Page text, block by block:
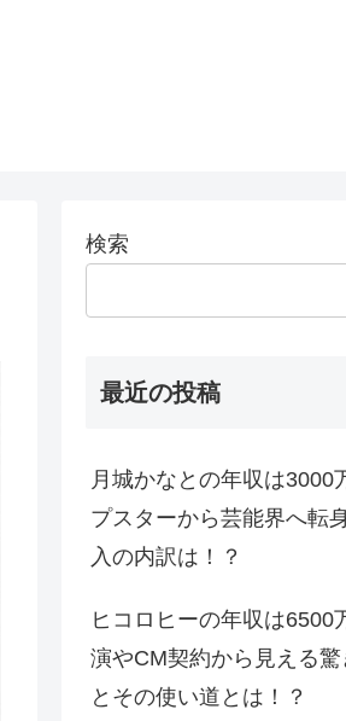
検索
最近の投稿
月城かなとの年収は3000
プスターから芸能界へ転
入の内訳は！？
ヒコロヒーの年収は6500
演やCM契約から見える
とその使い道とは！？